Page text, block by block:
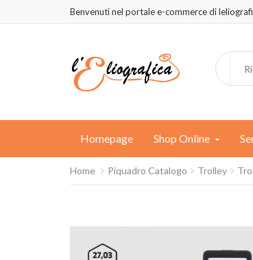
Benvenuti nel portale e-commerce di
Homepage Shop Online
Home Piquadro Catalogo Trolley